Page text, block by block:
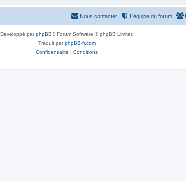
L’équipe du forum
Nous contacter
Développé parphpBB® Forum Software © phpBB Limited
Traduit parphpBB-fr.com
Confidentialité | Conditions